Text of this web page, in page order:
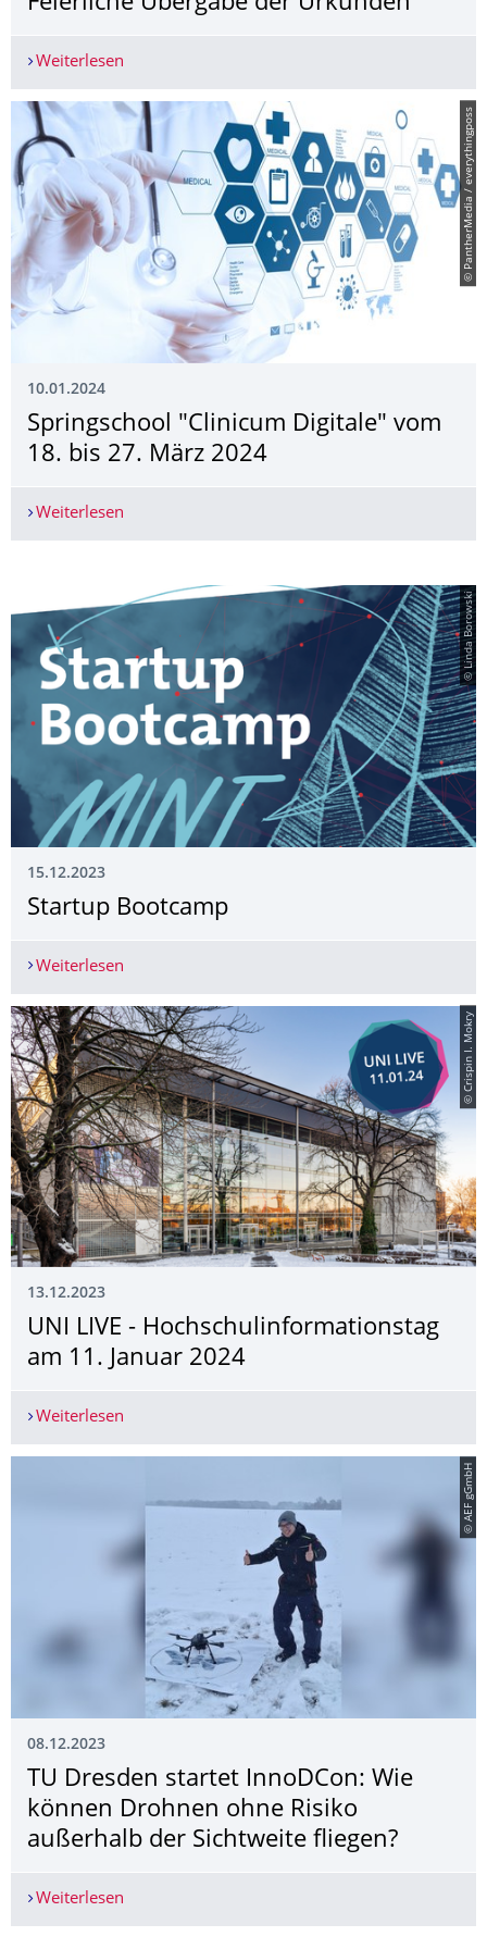
Weiterlesen
© PantherMedia / everythingposs
10.01.2024
Springschool "Clinicum Digitale" vom
18. bis 27. März 2024
Weiterlesen
© Linda Borowski
15.12.2023
Startup Bootcamp
Weiterlesen
© Crispin I. Mokry
13.12.2023
UNI LIVE - Hochschulinforma­tionstag
am 11. Januar 2024
Weiterlesen
© AEF gGmbH
08.12.2023
TU Dresden startet InnoDCon: Wie
können Drohnen ohne Risiko
außerhalb der Sichtweite fliegen?
Weiterlesen